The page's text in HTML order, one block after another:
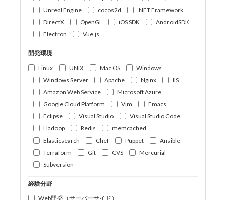
Unreal Engine
cocos2d
.NET Framework
DirectX
OpenGL iOS SDK
AndroidSDK
Electron
Vue.js
開発環境
Linux
UNIX Mac OS
Windows
Windows Server
Apache Nginx
IIS
Amazon Web Service
Microsoft Azure
Google Cloud Platform
Vim
Emacs
Eclipse
Visual Studio
Visual Studio Code
Hadoop
Redis
memcached
Elasticsearch
Chef Puppet
Ansible
Terraform
Git CVS
Mercurial
Subversion
経験分野
Web開発（サーバーサイド）